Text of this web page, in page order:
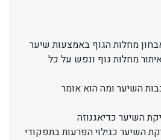
מחלות הגוף באמצעות שיער
מחלות גוף ונפש על כל
השיער ומה הוא אומר
השיער כדיאגנוזה
השיער כגילוי הפרעות בתפקודי